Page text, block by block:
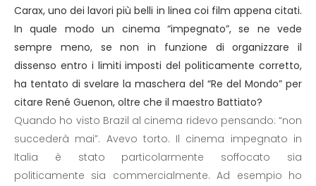
Carax, uno dei lavori più belli in linea coi film appena citati.
In quale modo un cinema “impegnato”, se ne vede
sempre meno, se non in funzione di organizzare il
dissenso entro i limiti imposti del politicamente corretto,
ha tentato di svelare la maschera del “Re del Mondo” per
citare René Guenon, oltre che il maestro Battiato?
Quando ho visto Brazil al cinema ridevo pensando: “non
succederà mai”. Avevo torto. Il cinema impegnato in
Italia è stato particolarmente soffocato sia
politicamente sia commercialmente. Ad esempio ho